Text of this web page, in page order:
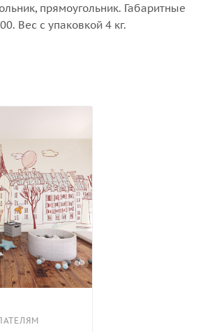
прямоугольник. Габаритные
Вес с упаковкой 4 кг.